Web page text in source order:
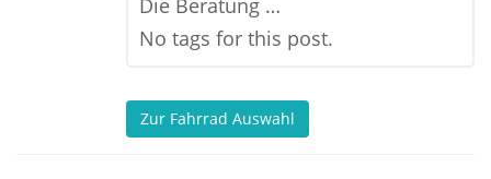
Die Beratung …
No tags for this post.
Zur Fahrrad Auswahl